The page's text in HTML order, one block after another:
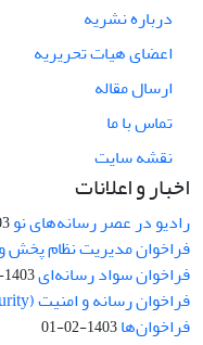
درباره نشریه
اعضای هیات تحریریه
ارسال مقاله
تماس با ما
نقشه سایت
اخبار و اعلانات
رادیو در عصر رسانه‌های نو
فراخوان مدیریت نظام پخش
فراخوان سواد رسانه‌ای1403-02-01
فراخوان رسانه و امنیت (Media and Security)
فراخوان‌ها1403-02-01